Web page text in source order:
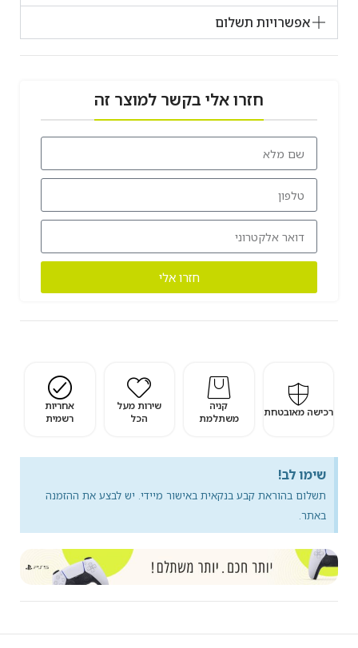
אפשרויות תשלום
חזרו אלי בקשר למוצר זה
חזרו אלי
רכישה מאובטחת
קניה
משתלמת
שירות מעל
הכל
אחריות
רשמית
שימו לב!
תשלום בהוראת קבע בנקאית באישור מיידי. יש לבצע את ההזמנה
באתר.